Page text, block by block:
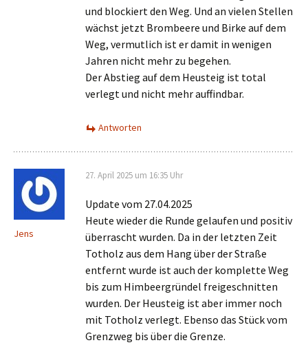
und blockiert den Weg. Und an vielen Stellen
wächst jetzt Brombeere und Birke auf dem
Weg, vermutlich ist er damit in wenigen
Jahren nicht mehr zu begehen.
Der Abstieg auf dem Heusteig ist total
verlegt und nicht mehr auffindbar.
Antworten
Jens
27. April 2025 um 16:35 Uhr
Update vom 27.04.2025
Heute wieder die Runde gelaufen und positiv
überrascht wurden. Da in der letzten Zeit
Totholz aus dem Hang über der Straße
entfernt wurde ist auch der komplette Weg
bis zum Himbeergründel freigeschnitten
wurden. Der Heusteig ist aber immer noch
mit Totholz verlegt. Ebenso das Stück vom
Grenzweg bis über die Grenze.